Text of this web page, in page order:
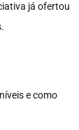
já ofertou
e como